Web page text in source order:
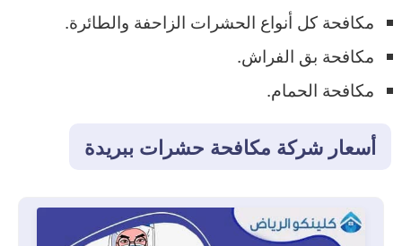
مكافحة كل أنواع الحشرات الزاحفة والطائرة.
مكافحة بق الفراش.
مكافحة الحمام.
أسعار شركة مكافحة حشرات ببريدة